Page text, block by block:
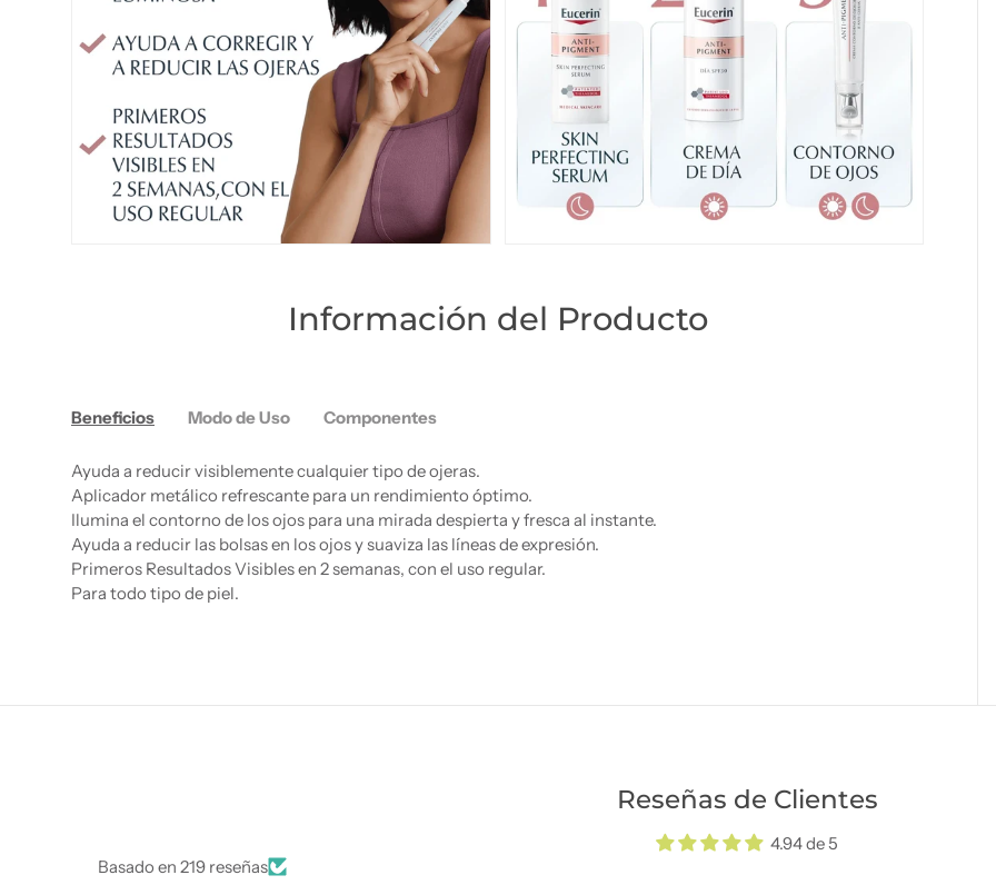
Información del Producto
Beneficios Modo de Uso Componentes
Ayuda a reducir visiblemente cualquier tipo de ojeras.
Aplicador metálico refrescante para un rendimiento óptimo.
Ilumina el contorno de los ojos para una mirada despierta y fresca al instante.
Ayuda a reducir las bolsas en los ojos y suaviza las líneas de expresión.
Primeros Resultados Visibles en 2 semanas, con el uso regular.
Para todo tipo de piel.
Reseñas de Clientes
4.94 de 5
Basado en 219 reseñas